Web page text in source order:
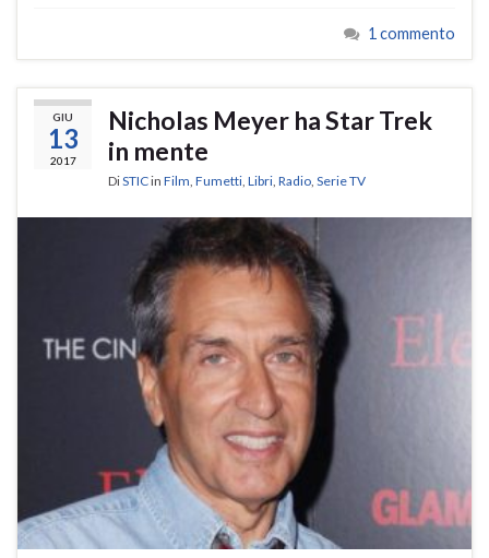
1 commento
GIU
13
2017
Nicholas Meyer ha Star Trek
in mente
DiSTICin Film Fumetti Libri Radio Serie TV